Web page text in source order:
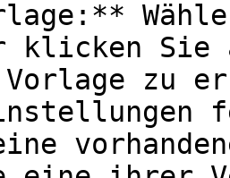
klicken Sie
Vorlage zu